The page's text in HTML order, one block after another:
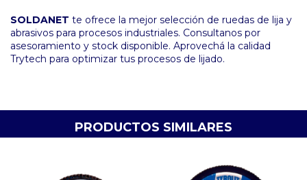
SOLDANET te ofrece la mejor selección de ruedas de lija y
abrasivos para procesos industriales. Consultanos por
asesoramiento y stock disponible. Aprovechá la calidad
Trytech para optimizar tus procesos de lijado.
PRODUCTOS SIMILARES